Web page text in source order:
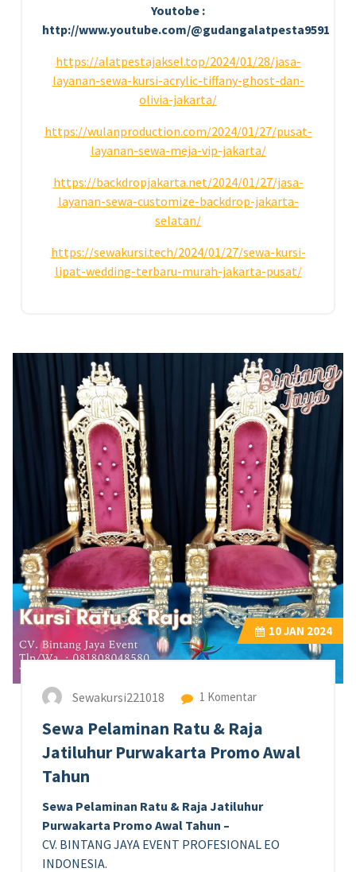
Youtobe :
http://www.youtube.com/@gudangalatpesta9591
https://alatpestajaksel.top/2024/01/28/jasa-
layanan-sewa-kursi-acrylic-tiffany-ghost-dan-
olivia-jakarta/
https://wulanproduction.com/2024/01/27/pusat-
layanan-sewa-meja-vip-jakarta/
https://backdropjakarta.net/2024/01/27/jasa-
layanan-sewa-customize-backdrop-jakarta-
selatan/
https://sewakursi.tech/2024/01/27/sewa-kursi-
lipat-wedding-terbaru-murah-jakarta-pusat/
10JAN 2024
Sewakursi221018 1 Komentar
Sewa Pelaminan Ratu & Raja
Jatiluhur Purwakarta Promo Awal
Tahun
Sewa Pelaminan Ratu & Raja Jatiluhur
Purwakarta Promo Awal Tahun –
CV. BINTANG JAYA EVENT PROFESIONAL EO
INDONESIA.